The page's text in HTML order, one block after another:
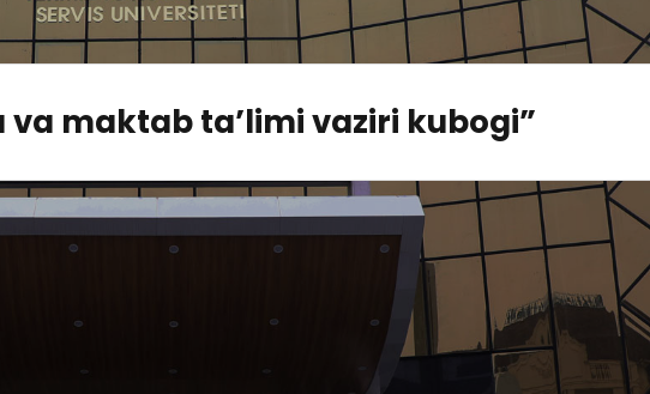
maktab ta’limi vaziri kubogi”